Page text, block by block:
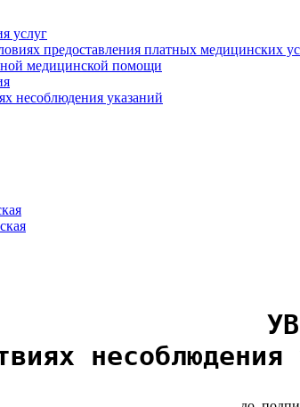
услуг
предоставления платных медицинских
медицинской помощи
несоблюдения указаний